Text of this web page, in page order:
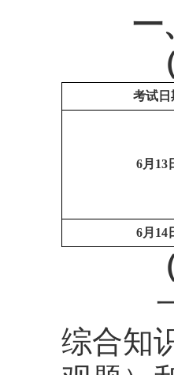
一、
（一
考试日
6月13
6月14
（二
综合知